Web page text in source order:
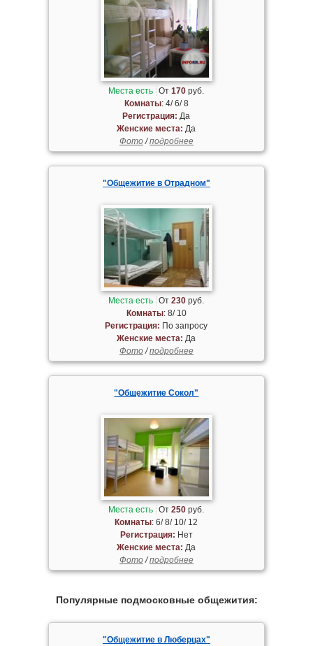
Места есть От170 руб.
Комнаты: 4/ 6/ 8
Регистрация: Да
Женские места: Да
Фото/подробнее
"Общежитие в Отрадном"
Места есть От230 руб.
Комнаты: 8/ 10
Регистрация: По запросу
Женские места: Да
Фото/подробнее
"Общежитие Сокол"
Места есть От250 руб.
Комнаты: 6/ 8/ 10/ 12
Регистрация: Нет
Женские места: Да
Фото/подробнее
Популярные подмосковные общежития:
"Общежитие в Люберцах"